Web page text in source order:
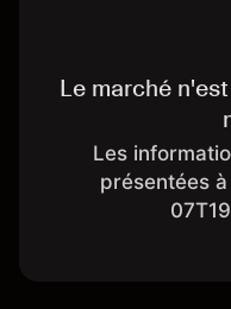
Le marché
Les
présentées